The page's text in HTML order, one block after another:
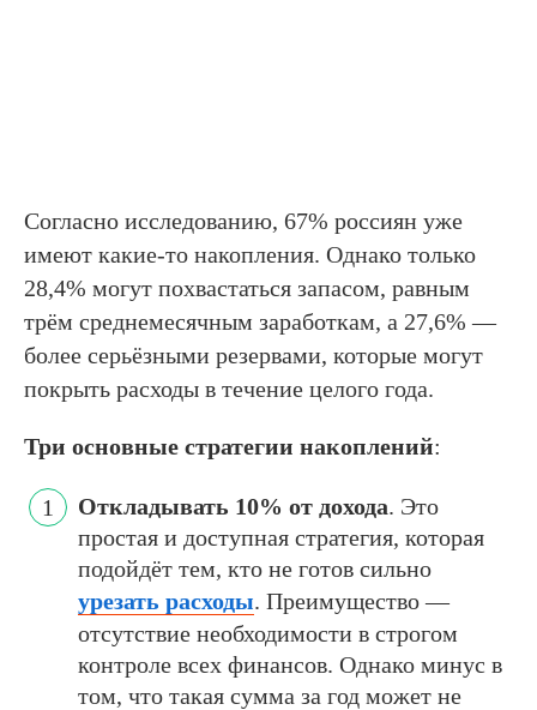
Согласно исследованию, 67% россиян уже
имеют какие-то накопления. Однако только
28,4% могут похвастаться запасом, равным
трём среднемесячным заработкам, а 27,6% —
более серьёзными резервами, которые могут
покрыть расходы в течение целого года.
Три основные стратегии накоплений:
Откладывать 10% от дохода. Это
простая и доступная стратегия, которая
подойдёт тем, кто не готов сильно
урезать расходы. Преимущество —
отсутствие необходимости в строгом
контроле всех финансов. Однако минус в
том, что такая сумма за год может не